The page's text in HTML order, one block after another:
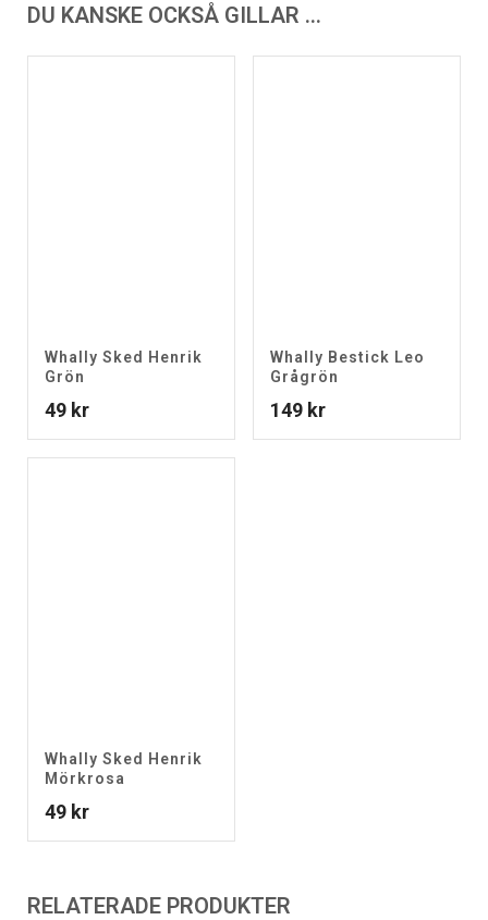
DU KANSKE OCKSÅ GILLAR …
Whally Sked Henrik
Grön
49 kr
Whally Bestick Leo
Grågrön
149 kr
Whally Sked Henrik
Mörkrosa
49 kr
RELATERADE PRODUKTER